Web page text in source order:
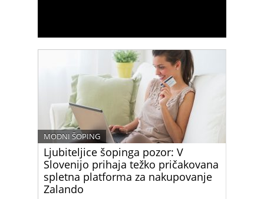
Ljubiteljice šopinga pozor: V
Slovenijo prihaja težko pričakovana
spletna platforma za nakupovanje
Zalando
MODNI ŠOPING